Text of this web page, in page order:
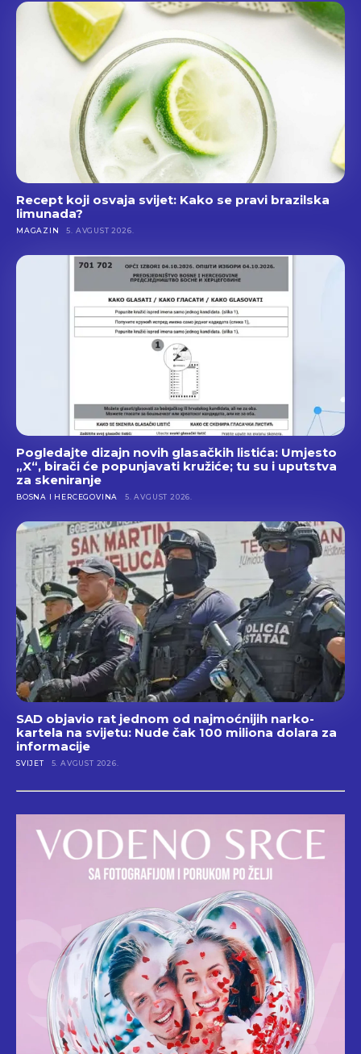
Recept koji osvaja svijet: Kako se pravi brazilska
limunada?
MAGAZIN 5. AVGUST 2026.
Pogledajte dizajn novih glasačkih listića: Umjesto
„X“, birači će popunjavati kružiće; tu su i uputstva
za skeniranje
BOSNA I HERCEGOVINA 5. AVGUST 2026.
SAD objavio rat jednom od najmoćnijih narko-
kartela na svijetu: Nude čak 100 miliona dolara za
informacije
SVIJET 5. AVGUST 2026.